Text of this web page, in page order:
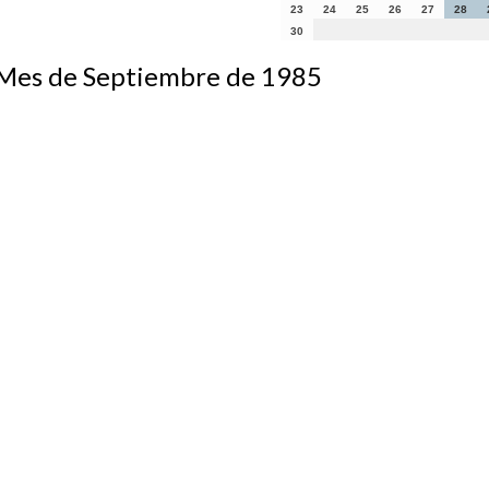
23 24 25 26 27 28
30
de Septiembre de 1985